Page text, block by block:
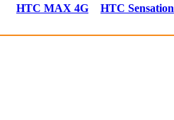
HTC MAX 4G HTC Sensation